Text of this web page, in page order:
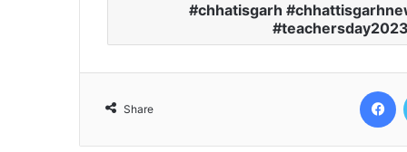
chhatisgarh
Share